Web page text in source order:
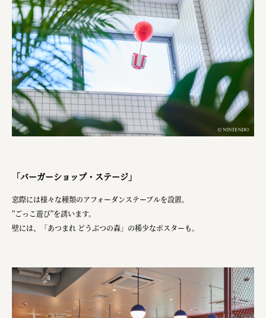
「バーガーショップ・ステージ」
窓際には様々な種類のアフォーダンステーブルを設置。
”ごっこ遊び”を誘います。
壁には、「あつまれ どうぶつの森」の稀少なポスターも。